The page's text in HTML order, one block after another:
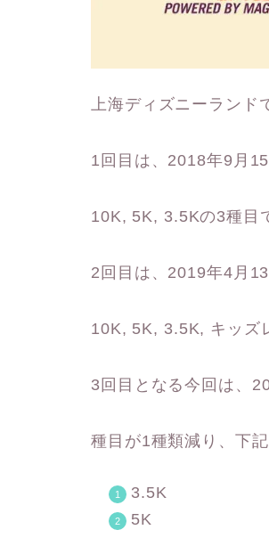
上海ディズニーランド
1回目は、2018年9月
10K, 5K, 3.5Kの3種目
2回目は、2019年4月
10K, 5K, 3.5K, キッズ
3回目となる今回は、
種目が1種類減り、下
3.5K
5K